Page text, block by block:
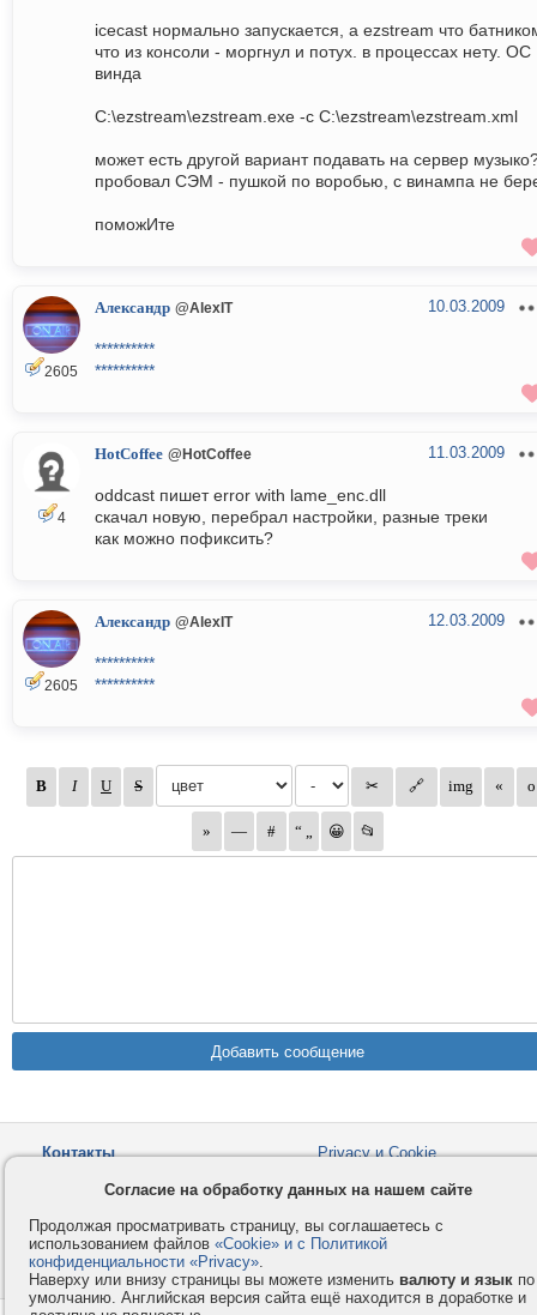
icecast нормально запускается, а ezstream что
что из консоли - моргнул и потух. в процессах нету. ОС
винда
C:\ezstream\ezstream.exe -c C:\ezstream\ezstream.xml
может есть другой вариант подавать на сервер
пробовал СЭМ - пушкой по воробью, с винампа не
поможИте
2605
Александр @AlexIT 10.03.2009
**********
**********
4
HotCoffee @HotCoffee 11.03.2009
oddcast пишет error with lame_enc.dll
скачал новую, перебрал настройки, разные треки
как можно пофиксить?
2605
Александр @AlexIT 12.03.2009
**********
**********
Контакты
Privacy и Cookie
Как оплатить
Форумы
© 2008-2026VMESTE.EU
Согласие на обработку данных на нашем сайте
Продолжая просматривать страницу, вы соглашаетесь с
использованием файлов «Cookie» и с Политикой
конфиденциальности «Privacy».
Наверху или внизу страницы вы можете изменить валюту и язык по
умолчанию. Английская версия сайта ещё находится в доработке и